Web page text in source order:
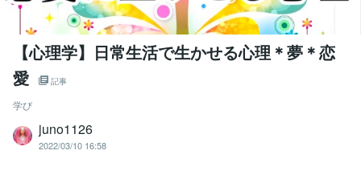
【心理学】日常生活で生かせる心理＊夢＊恋
愛
記事
学び
juno1126
2022/03/10 16:58